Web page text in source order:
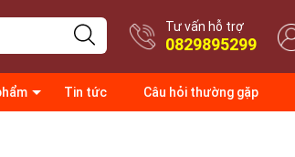
Tư vấn hỗ trợ
0829895299
Tin tức Câu hỏi thường gặp